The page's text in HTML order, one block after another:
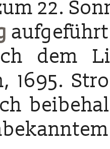
22.
aufgeführt
dem
1695.